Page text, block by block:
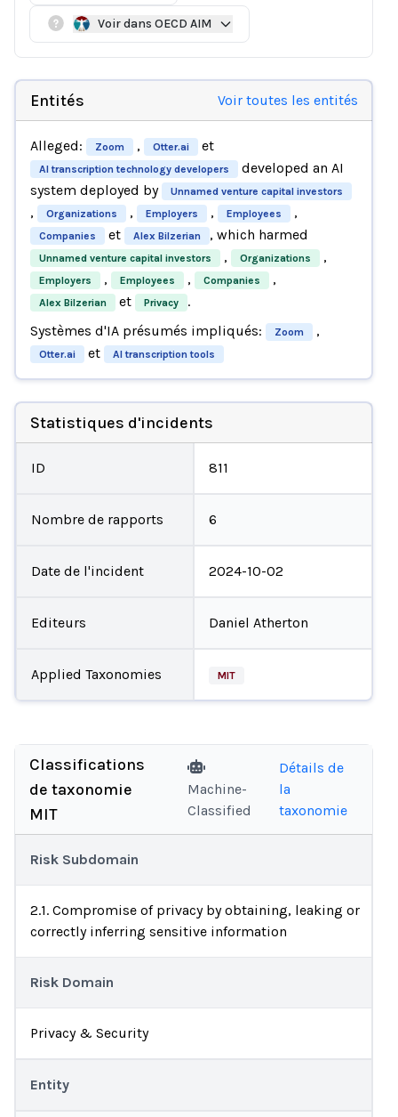
Voir dans OECD AIM
Entités Voir toutes les entités
Alleged: Zoom , Otter.ai et
AI transcription technology developers
developed an AI
system deployed by
Unnamed venture capital investors
, Organizations , Employers , Employees ,
Companies et Alex Bilzerian , which harmed
Unnamed venture capital investors , Organizations ,
Employers , Employees , Companies ,
Alex Bilzerian et Privacy
.
Systèmes d'IA présumés impliqués:
Zoom ,
Otter.ai et AI transcription tools
Statistiques d'incidents
ID 811
Nombre de rapports 6
Date de l'incident 2024-10-02
Editeurs Daniel Atherton
Applied Taxonomies MIT
Classifications
de taxonomie
MIT
Machine-
Classified
Détails de
la
taxonomie
Risk Subdomain
2.1. Compromise of privacy by obtaining, leaking or
correctly inferring sensitive information
Risk Domain
Privacy & Security
Entity